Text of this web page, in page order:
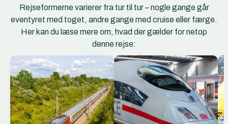
Rejseformerne varierer fra tur til tur – nogle gange går
eventyret med toget, andre gange med cruise eller færge.
Her kan du læse mere om, hvad der gælder for netop
denne rejse:
EC Togene
EuroCity (EC) er et
netværk af
internationale